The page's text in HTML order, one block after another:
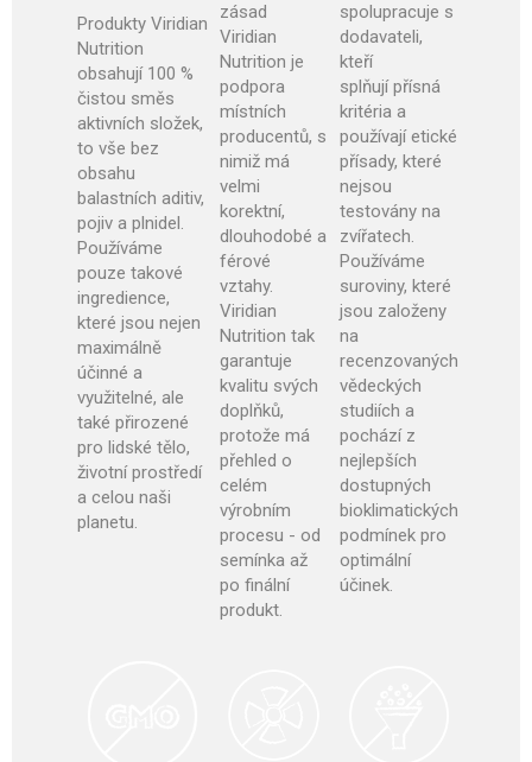
Produkty Viridian
Nutrition
obsahují 100 %
čistou směs
aktivních složek,
to vše bez
obsahu
balastních aditiv,
pojiv a plnidel.
Používáme
pouze takové
ingredience,
které jsou nejen
maximálně
účinné a
využitelné, ale
také přirozené
pro lidské tělo,
životní prostředí
a celou naši
planetu.
zásad
Viridian
Nutrition je
podpora
místních
producentů, s
nimiž má
velmi
korektní,
dlouhodobé a
férové
vztahy.
Viridian
Nutrition tak
garantuje
kvalitu svých
doplňků,
protože má
přehled o
celém
výrobním
procesu - od
semínka až
po finální
produkt.
spolupracuje s
dodavateli,
kteří
splňují přísná
kritéria a
používají etické
přísady, které
nejsou
testovány na
zvířatech.
Používáme
suroviny, které
jsou založeny
na
recenzovaných
vědeckých
studiích a
pochází z
nejlepších
dostupných
bioklimatických
podmínek pro
optimální
účinek.